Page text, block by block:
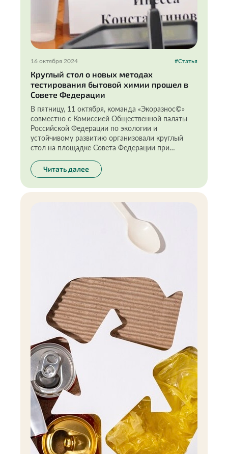
16 октября 2024 #Статья
Круглый стол о новых методах
тестирования бытовой химии прошел в
Совете Федерации
В пятницу, 11 октября, команда «Экоразнос©»
совместно с Комиссией Общественной палаты
Российской Федерации по экологии и
устойчивому развитию организовали круглый
стол на площадке Совета Федерации при
обсуждения стали новые методы тестирования
товаров бытовой химии «in vitro» (метод
тестирования «на стекле») и роль животных в
Читать далее